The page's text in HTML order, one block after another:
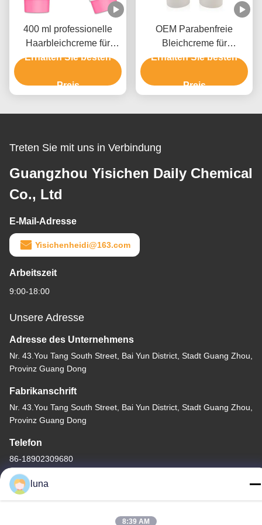
400 ml professionelle
Haarbleichcreme für
Männer und Frauen bis 9
Erhalten Sie besten
Preis
OEM Parabenfreie
Bleichcreme für
Haarfarbe mit
Erhalten Sie besten
Preis
Treten Sie mit uns in Verbindung
Guangzhou Yisichen Daily Chemical
Co., Ltd
E-Mail-Adresse
Yisichenheidi@163.com
Arbeitszeit
9:00-18:00
Unsere Adresse
Adresse des Unternehmens
Nr. 43.You Tang South Street, Bai Yun District, Stadt Guang Zhou,
Provinz Guang Dong
Fabrikanschrift
Nr. 43.You Tang South Street, Bai Yun District, Stadt Guang Zhou,
Provinz Guang Dong
Telefon
86-18902309680
luna
8:39 AM